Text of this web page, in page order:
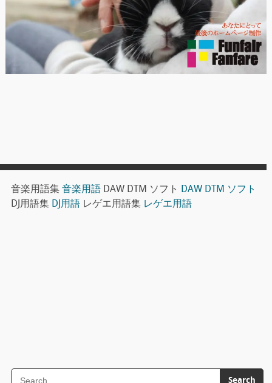
音楽用語集 音楽用語DAW DTM ソフト
DAW DTM ソフト
DJ用語集 DJ用語レゲエ用語集 レゲエ用語